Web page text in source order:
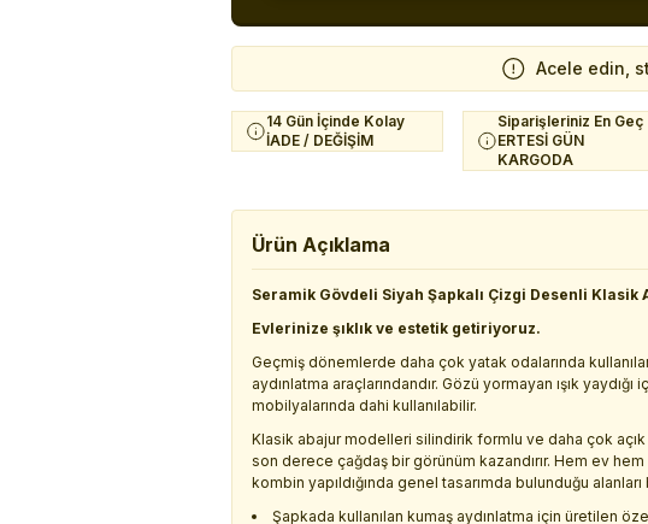
Acele edin,
14 Gün İçinde Kolay
İADE / DEĞİŞİM
Siparişleriniz En Geç
ERTESİ GÜN
KARGODA
Ürün Açıklama
Seramik Gövdeli Siyah Şapkalı Çizgi Desenli Klasik
Evlerinize şıklık ve estetik getiriyoruz.
Geçmiş dönemlerde daha çok yatak odalarında
aydınlatma araçlarındandır. Gözü yormayan ışık
mobilyalarında dahi kullanılabilir.
Klasik abajur modelleri silindirik formlu ve daha çok
son derece çağdaş bir görünüm kazandırır. Hem ev
kombin yapıldığında genel tasarımda bulunduğu alanları
Şapkada kullanılan kumaş aydınlatma için üretilen